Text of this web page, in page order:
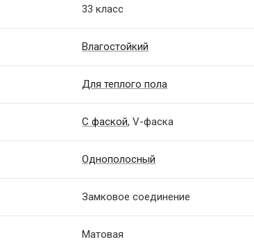
33 класс
Влагостойкий
Для теплого пола
С фаской, V-фаска
Однополосный
Замковое соединение
Матовая